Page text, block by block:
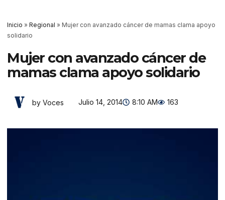
Inicio » Regional » Mujer con avanzado cáncer de mamas clama apoyo
solidario
Mujer con avanzado cáncer de
mamas clama apoyo solidario
by Voces Julio 14, 2014 8:10 AM 163